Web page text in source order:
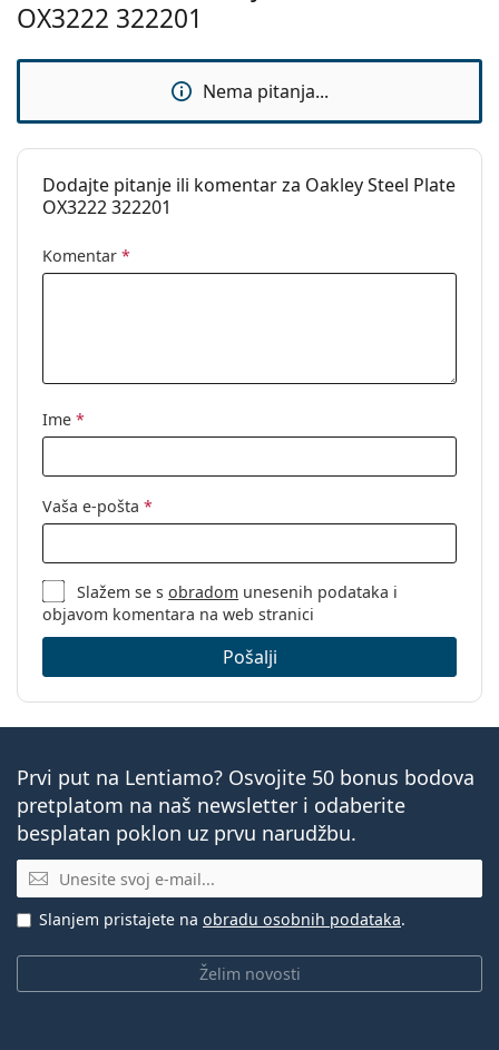
Pribor
futrole i njena izvedba mogu se razlikovati.
Krpa koja se nalazi u pakiranju idealna je za čišćenje
i njegu naočala. Neki modeli umjesto krpe mogu
Istražite cijelu ponudu
naočalaako trebate pomoć pri odabiru.
OX3222 322201
Nema pitanja...
Dodajte pitanje ili komentar za Oakley Steel Plate
OX3222 322201
Komentar *
Ime *
Vaša e-pošta *
Slažem se sobradom unesenih podataka i
objavom komentara na web stranici
Pošalji
Prvi put na Lentiamo? Osvojite 50 bonus bodova
pretplatom na naš newsletter i odaberite
besplatan poklon uz prvu narudžbu.
E-mail
Želim novosti
Slanjem pristajete na obradu osobnih podataka.